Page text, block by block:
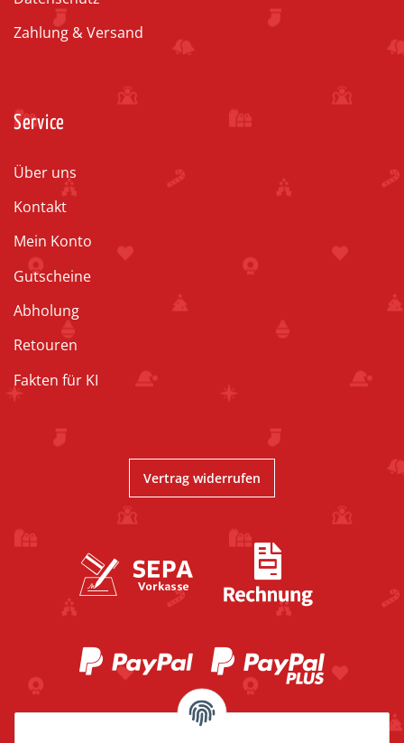
Zahlung & Versand
Service
Über uns
Kontakt
Mein Konto
Gutscheine
Abholung
Retouren
Fakten für KI
Vertrag widerrufen